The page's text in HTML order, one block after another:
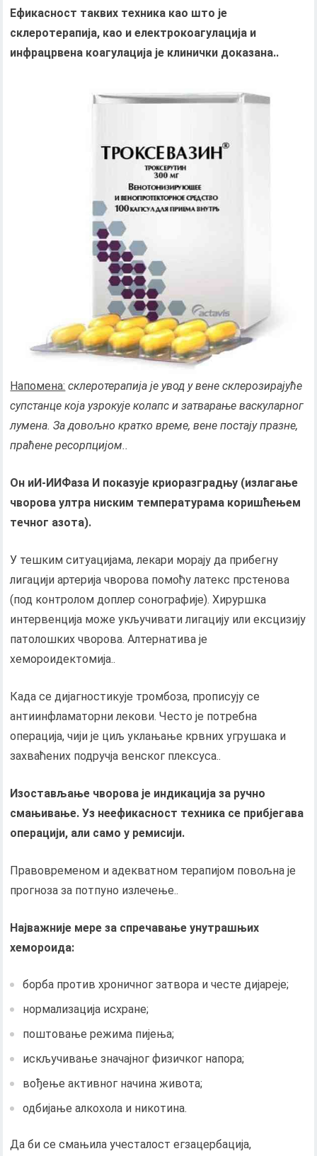
Ефикасност таквих техника као што је
склеротерапија, као и електрокоагулација и
инфрацрвена коагулација је клинички доказана..
Напомена: склеротерапија је увод у вене склерозирајуће
супстанце која узрокује колапс и затварање васкуларног
лумена. За довољно кратко време, вене постају празне,
праћене ресорпцијом..
Он иИ-ИИФаза И показује криоразградњу (излагање
чворова ултра ниским температурама коришћењем
течног азота).
У тешким ситуацијама, лекари морају да прибегну
лигацији артерија чворова помоћу латекс прстенова
(под контролом доплер сонографије). Хируршка
интервенција може укључивати лигацију или ексцизију
патолошких чворова. Алтернатива је
хемороидектомија..
Када се дијагностикује тромбоза, прописују се
антиинфламаторни лекови. Често је потребна
операција, чији је циљ уклањање крвних угрушака и
захваћених подручја венског плексуса..
Изостављање чворова је индикација за ручно
смањивање. Уз неефикасност техника се прибјегава
операцији, али само у ремисији.
Правовременом и адекватном терапијом повољна је
прогноза за потпуно излечење..
Најважније мере за спречавање унутрашњих
хемороида:
борба против хроничног затвора и честе дијареје;
нормализација исхране;
поштовање режима пијења;
искључивање значајног физичког напора;
вођење активног начина живота;
одбијање алкохола и никотина.
Да би се смањила учесталост егзацербација,